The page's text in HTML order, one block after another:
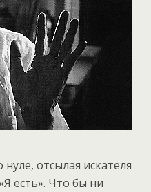
отсылая искателя
есть». Что бы ни